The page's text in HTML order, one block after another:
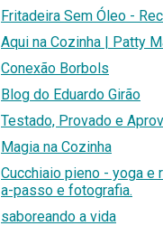
Fritadeira Sem Óleo -
Aqui na Cozinha | Patty
Conexão Borbols
Blog do Eduardo Girão
Testado, Provado e
Magia na Cozinha
Cucchiaio pieno - yoga e
a-passo e fotografia.
saboreando a vida